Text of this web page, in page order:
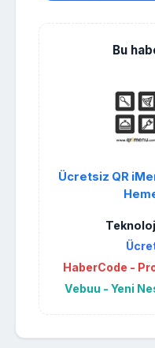
Bu
Ücretsiz QR
HaberCode -
Vebuu - Yeni